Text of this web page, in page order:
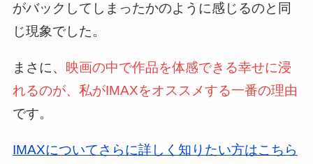
がバックしてしまったかのように感じるのと同
じ現象でした。
まさに、 映画の中で作品を体感できる幸せに浸
れるのが、私がIMAXをオススメする一番の理由
です。
IMAXについてさらに詳しく知りたい方はこちら